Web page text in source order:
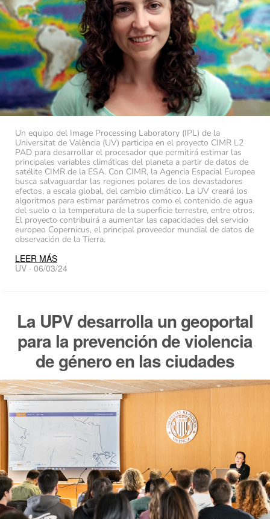
Un equipo del Image Processing Laboratory (IPL) de la
Universitat de València (UV) participa en el proyecto CIMR L2
PAD para desarrollar el procesador que permitirá estimar las
principales variables climáticas del planeta a partir de datos de
satélite CIMR de la ESA. Con CIMR, la Agencia Espacial Europea
busca salvaguardar las regiones polares de los devastadores
efectos, a escala global, del cambio climático. La UV creará los
algoritmos para estimar parámetros como el contenido de agua
del suelo o la temperatura de la superficie terrestre, entre otros.
El proyecto contribuirá a aumentar las capacidades del servicio
europeo Copernicus, el principal proveedor mundial de datos de
observación de la Tierra.
LEER MÁS
UV · 06/03/24
La UPV desarrolla un geoportal
para la prevención de violencia
de género en las ciudades